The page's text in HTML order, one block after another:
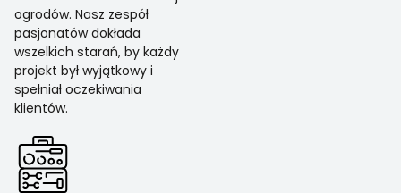
ogrodów. Nasz zespół
pasjonatów dokłada
wszelkich starań, by każdy
projekt był wyjątkowy i
spełniał oczekiwania
klientów.